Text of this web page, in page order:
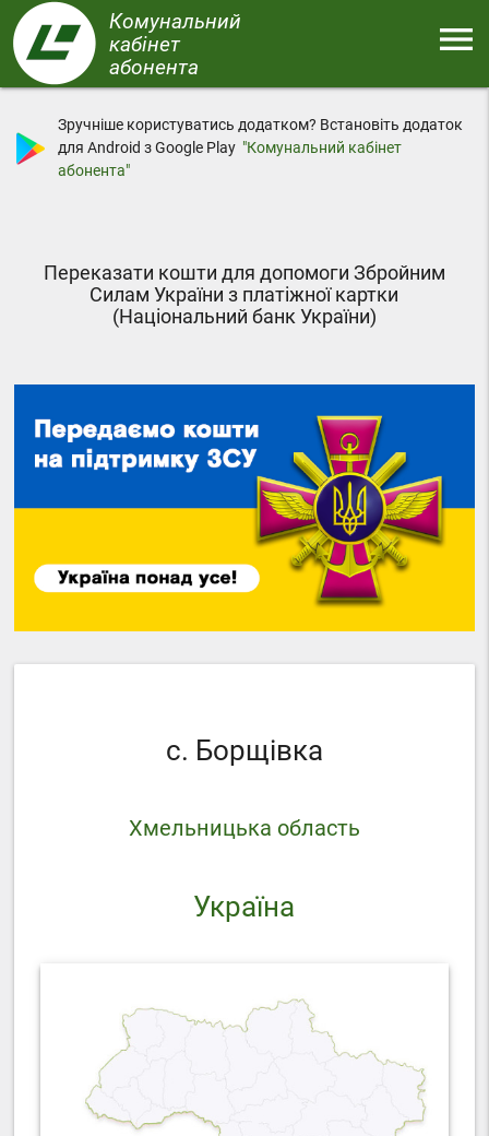
Перейти
до
основного
вмісту
Комунальний
кабінет
абонента
menu
Зручніше користуватись додатком? Встановіть додаток
для Android з Google Play "Комунальний кабінет
абонента"
Переказати кошти для допомоги Збройним
Силам України з платіжної картки
(Національний банк України)
с. Борщівка
Хмельницька область
Україна